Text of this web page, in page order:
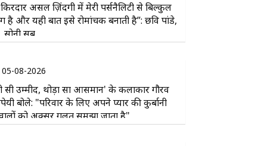
असल ज़िंदगी में मेरी पर्सनैलिटी से बिल्कुल
है और यही बात इसे रोमांचक बनाती है”: छवि पांडे,
सोनी सब
05-08-2026
सी उम्मीद, थोड़ा सा आसमान' के कलाकार गौरव
बोले: "परिवार के लिए अपने प्यार की कुर्बानी
को अक्सर गलत समझा जाता है"